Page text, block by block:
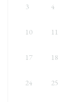
3 4
10 11
17 18
24 25